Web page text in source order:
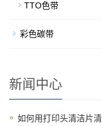
TTO色带
彩色碳带
新闻中心
如何用打印头清洁片